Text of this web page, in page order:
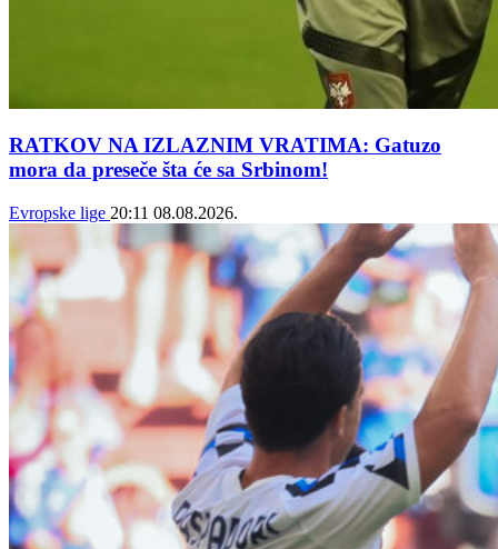
RATKOV NA IZLAZNIM VRATIMA: Gatuzo
mora da preseče šta će sa Srbinom!
Evropske lige 20:11 08.08.2026.